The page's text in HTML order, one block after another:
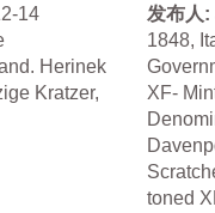
14
Herinek
Kratzer,
发布人:
1848,
XF-
toned